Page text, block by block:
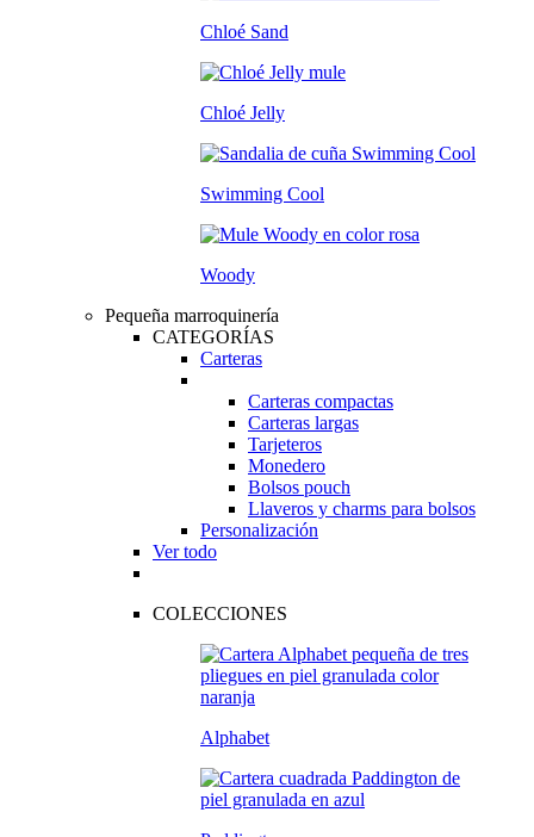
Chloé Sand
Chloé Jelly
Swimming Cool
Woody
Pequeña marroquinería
CATEGORÍAS
Carteras
Carteras compactas
Carteras largas
Tarjeteros
Monedero
Bolsos pouch
Llaveros y charms para bolsos
Personalización
Ver todo
COLECCIONES
Alphabet